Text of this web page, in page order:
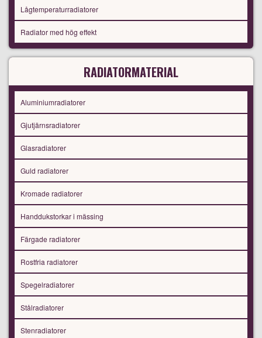
Lågtemperaturradiatorer
Radiator med hög effekt
RADIATORMATERIAL
Aluminiumradiatorer
Gjutjärnsradiatorer
Glasradiatorer
Guld radiatorer
Kromade radiatorer
Handdukstorkar i mässing
Färgade radiatorer
Rostfria radiatorer
Spegelradiatorer
Stålradiatorer
Stenradiatorer